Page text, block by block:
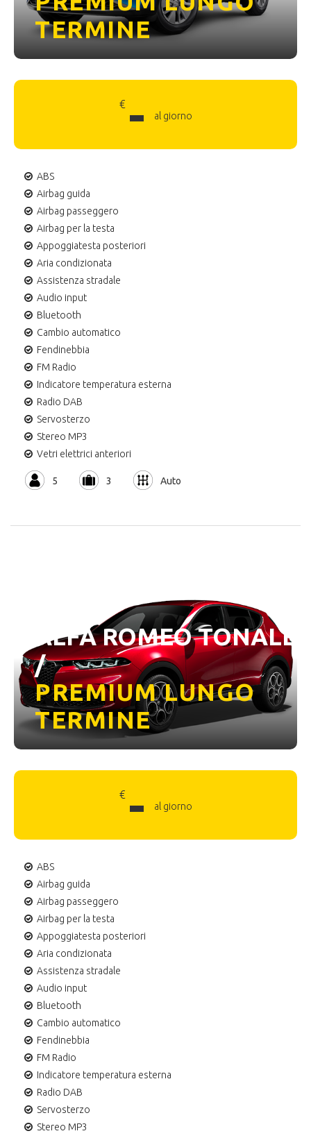
TERMINE
€ - al giorno
ABS
Airbag guida
Airbag passeggero
Airbag per la testa
Appoggiatesta posteriori
Aria condizionata
Assistenza stradale
Audio input
Bluetooth
Cambio automatico
Fendinebbia
FM Radio
Indicatore temperatura esterna
Radio DAB
Servosterzo
Stereo MP3
Vetri elettrici anteriori
5 3 Auto
ALFA ROMEO TONALE
/
PREMIUM LUNGO
TERMINE
€ - al giorno
ABS
Airbag guida
Airbag passeggero
Airbag per la testa
Appoggiatesta posteriori
Aria condizionata
Assistenza stradale
Audio input
Bluetooth
Cambio automatico
Fendinebbia
FM Radio
Indicatore temperatura esterna
Radio DAB
Servosterzo
Stereo MP3